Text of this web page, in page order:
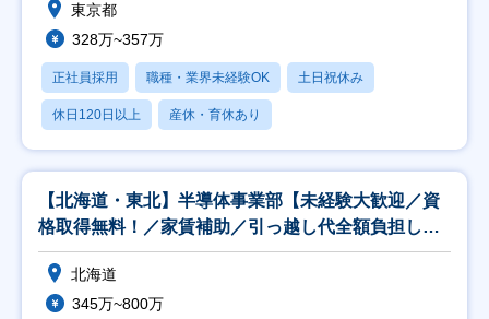
東京都
328万~357万
正社員採用 職種・業界未経験OK 土日祝休み
休日120日以上 産休・育休あり
【北海道・東北】半導体事業部【未経験大歓迎／資
格取得無料！／家賃補助／引っ越し代全額負担しま
す！】
北海道
345万~800万